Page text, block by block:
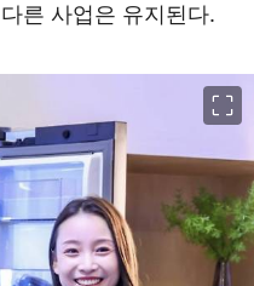
른 사업은 유지된다.